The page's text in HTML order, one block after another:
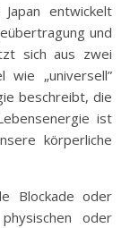
entwickelt
und
sich aus zwei
wie „universell”
beschreibt, die
ist
körperliche
Blockade oder
oder